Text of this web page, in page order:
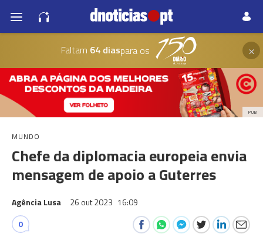
Faltam 64 diaspara os ×
PUB
MUNDO
Chefe da diplomacia europeia envia
mensagem de apoio a Guterres
Agência Lusa 26 out 2023 16:09
0